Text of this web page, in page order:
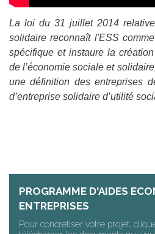
La loi du 31 juillet 2014
solidaire reconnaît l'ESS
spécifique et instaure la
de l’économie sociale et
une définition des entreprises
d’entreprise solidaire d’utilité
PROGRAMME D'AIDES
ENTREPRISES
Pour concretiser votre projet,